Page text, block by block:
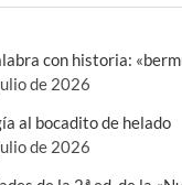
con historia:
de 2026
al bocadito de helado
de 2026